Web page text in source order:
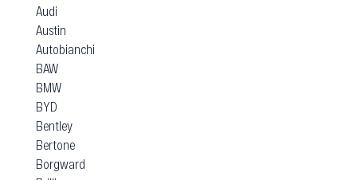
Audi
Austin
Autobianchi
BAW
BMW
BYD
Bentley
Bertone
Borgward